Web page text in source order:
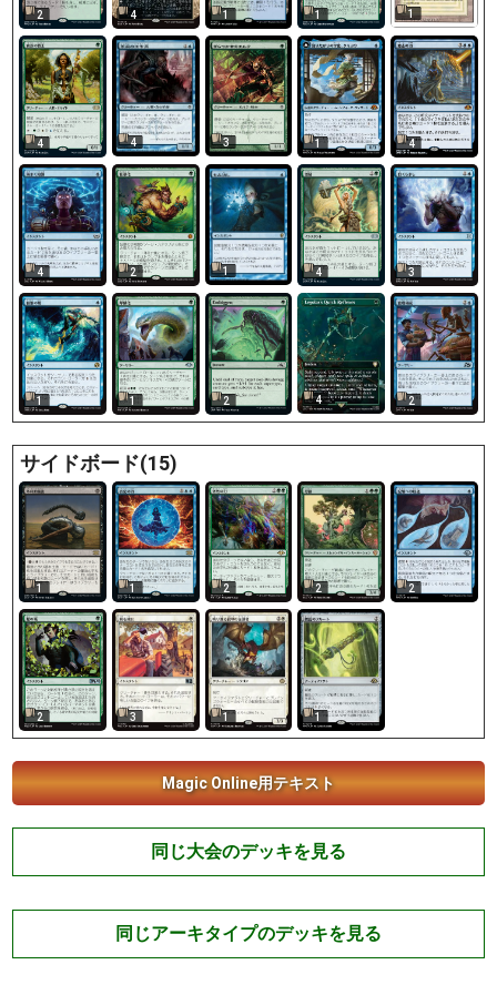
2 4 1 1 1
4 4 3 1 4
4 2 1 4 3
1 1 2 4 2
サイドボード(15)
1 1 2 2 2
2 3 1 1
Magic Online用テキスト
同じ大会のデッキを見る
同じアーキタイプのデッキを見る